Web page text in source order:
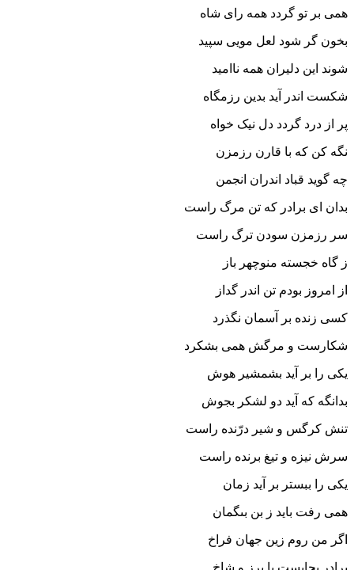
همى بر تو گردد همه راى شاه‏
بخون گر شود لعل مویى سپید
شوند این دلیران همه ناامید
شکست اندر آید بدین رزم‏گاه
پر از درد گردد دل نیک خواه‏
نگه کن که با قارن رزم‏زن
چه گوید قباد اندران انجمن‏
بدان اى برادر که تن مرگ راست
سر رزم‏زن سودن ترگ راست‏
ز گاه خجسته منوچهر باز
از امروز بودم تن اندر گداز
کسى زنده بر آسمان نگذرد
شکارست و مرگش همى بشکرد
یکى را بر آید بشمشیر هوش
بدانگه که آید دو لشکر بجوش‏
تنش کرگس و شیر درّنده راست
سرش نیزه و تیغ برنده راست‏
یکى را ببستر بر آید زمان
همى رفت باید ز بن بى‏گمان‏
اگر من روم زین جهان فراخ
برادر بجایست با برز و شاخ‏